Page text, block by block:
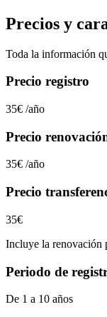
Precios y
Toda la información
Precio registro
35€ /año
Precio
35€ /año
Precio
35€
Incluye la renovación
Periodo de
De 1 a 10 años